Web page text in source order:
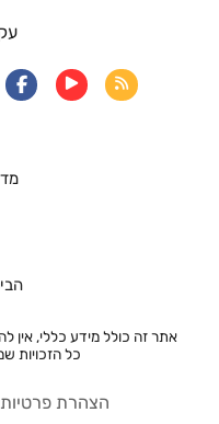
אתר זה כולל מידע כללי, אין
כל הזכויות
הצהרת פרטיות